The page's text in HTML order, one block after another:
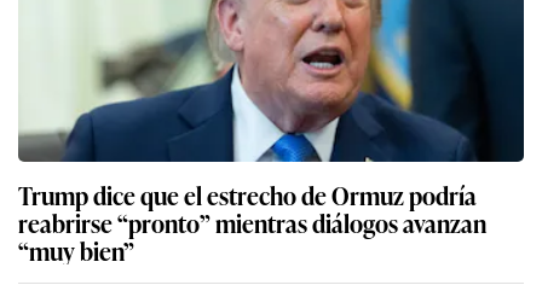
Trump dice que el estrecho de Ormuz podría
reabrirse “pronto” mientras diálogos avanzan
“muy bien”